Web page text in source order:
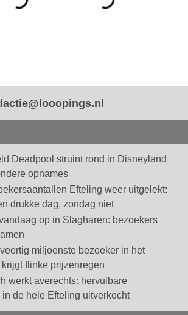
Deadpool struint rond in Disneyland
opnames
Efteling weer uitgelekt:
drukke dag, zondag niet
op in Slagharen: bezoekers
miljoenste bezoeker in het
flinke prijzenregen
werkt averechts: hervulbare
de hele Efteling uitverkocht